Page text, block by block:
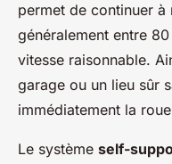
permet de continuer à
généralement entre
vitesse raisonnable.
garage ou un lieu sûr
immédiatement la
Le système self-